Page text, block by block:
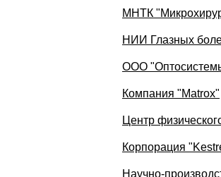
МНТК
НИИ Глазных
ООО
Компания "Matrox"
Центр
Корпорация
Научно-